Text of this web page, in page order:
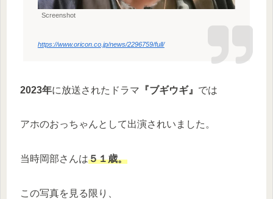
Screenshot
https://www.oricon.co.jp/news/2296759/full/
2023年に放送されたドラマ 『ブギウギ』 では
アホのおっちゃんとして出演されいました。
当時岡部さんは５１歳。
この写真を見る限り、